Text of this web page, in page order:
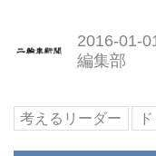
2016-01-
編集部
考えるリーダー